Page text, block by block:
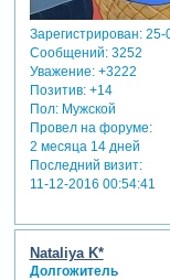
Зарегистрирован: 25-
Сообщений:3252
Уважение: +3222
Позитив: +14
Пол:Мужской
Провел на форуме:
2 месяца 14 дней
Последний визит:
11-12-2016 00:54:41
Nataliya K*
Долгожитель